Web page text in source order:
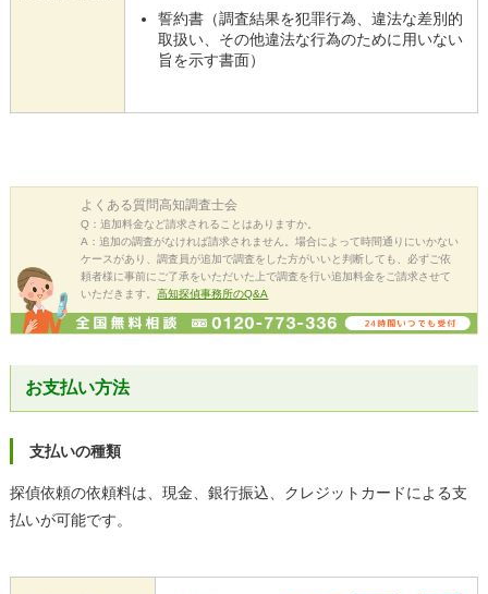
誓約書（調査結果を犯罪行為、違法な差別的
取扱い、その他違法な行為のために用いない
旨を示す書面）
よくある質問高知調査士会
Q：追加料金など請求されることはありますか。
A：追加の調査がなければ請求されません。場合によって時間通りにいかない
ケースがあり、調査員が追加で調査をした方がいいと判断しても、必ずご依
頼者様に事前にご了承をいただいた上で調査を行い追加料金をご請求させて
いただきます。高知探偵事務所のQ&A
お支払い方法
支払いの種類
探偵依頼の依頼料は、現金、銀行振込、クレジットカードによる支
払いが可能です。